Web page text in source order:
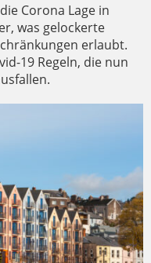
Corona Lage in
was gelockerte
erlaubt.
19 Regeln, die nun